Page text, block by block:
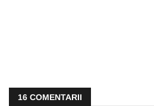
16 COMENTARII